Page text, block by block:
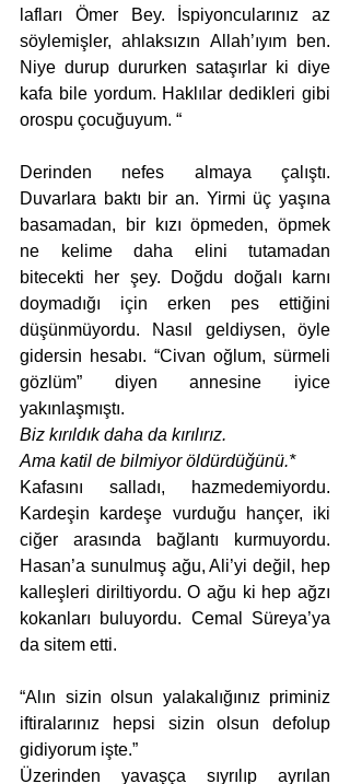
lafları Ömer Bey. İspiyoncularınız az
söylemişler, ahlaksızın Allah’ıyım ben.
Niye durup dururken sataşırlar ki diye
kafa bile yordum. Haklılar dedikleri gibi
orospu çocuğuyum. “
Derinden nefes almaya çalıştı.
Duvarlara baktı bir an. Yirmi üç yaşına
basamadan, bir kızı öpmeden, öpmek
ne kelime daha elini tutamadan
bitecekti her şey. Doğdu doğalı karnı
doymadığı için erken pes ettiğini
düşünmüyordu. Nasıl geldiysen, öyle
gidersin hesabı. “Civan oğlum, sürmeli
gözlüm” diyen annesine iyice
yakınlaşmıştı.
Biz kırıldık daha da kırılırız.
Ama katil de bilmiyor öldürdüğünü.*
Kafasını salladı, hazmedemiyordu.
Kardeşin kardeşe vurduğu hançer, iki
ciğer arasında bağlantı kurmuyordu.
Hasan’a sunulmuş ağu, Ali’yi değil, hep
kalleşleri diriltiyordu. O ağu ki hep ağzı
kokanları buluyordu. Cemal Süreya’ya
da sitem etti.
“Alın sizin olsun yalakalığınız priminiz
iftiralarınız hepsi sizin olsun defolup
gidiyorum işte.”
Üzerinden yavaşça sıyrılıp ayrılan